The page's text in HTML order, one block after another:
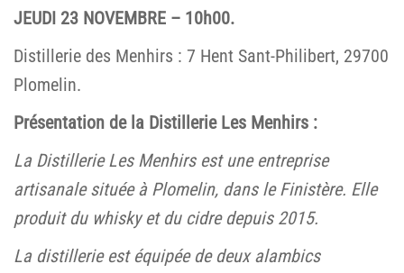
JEUDI 23 NOVEMBRE – 10h00.
Distillerie des Menhirs : 7 Hent Sant-Philibert, 29700
Plomelin.
Présentation de la Distillerie Les Menhirs :
La Distillerie Les Menhirs est une entreprise
artisanale située à Plomelin, dans le Finistère. Elle
produit du whisky et du cidre depuis 2015.
La distillerie est équipée de deux alambics